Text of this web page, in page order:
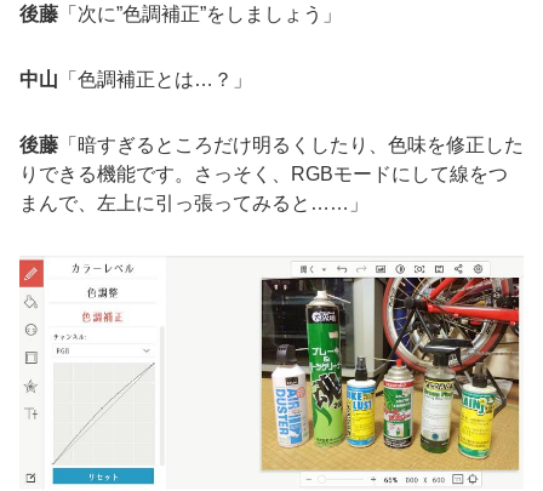
後藤 「次に”色調補正”をしましょう」
中山 「色調補正とは…？」
後藤 「暗すぎるところだけ明るくしたり、色味を修正した
りできる機能です。さっそく、RGBモードにして線をつ
まんで、左上に引っ張ってみると……」